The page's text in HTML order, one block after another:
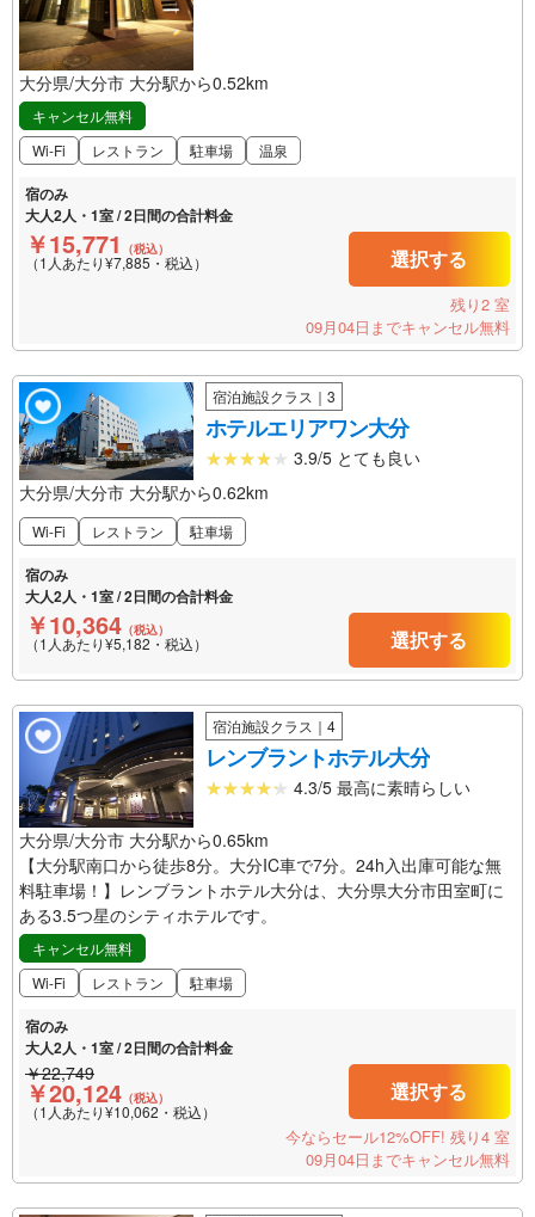
大分県/大分市 大分駅から0.52km
キャンセル無料
Wi-Fi
レストラン 駐車場 温泉
宿のみ
大人2人・1室 / 2日間の合計料金
￥15,771 （税込）
（1人あたり¥7,885・税込） 選択する
残り2 室
09月04日までキャンセル無料
宿泊施設クラス｜3
ホテルエリアワン大分
3.9/5 とても良い
大分県/大分市 大分駅から0.62km
Wi-Fi レストラン 駐車場
宿のみ
大人2人・1室 / 2日間の合計料金
￥10,364 （税込）
（1人あたり¥5,182・税込） 選択する
宿泊施設クラス｜4
レンブラントホテル大分
4.3/5 最高に素晴らしい
大分県/大分市 大分駅から0.65km
【大分駅南口から徒歩8分。大分IC車で7分。24h入出庫可能な無
料駐車場！】レンブラントホテル大分は、大分県大分市田室町に
ある3.5つ星のシティホテルです。
キャンセル無料
Wi-Fi
レストラン 駐車場
宿のみ
大人2人・1室 / 2日間の合計料金
￥22,749
￥20,124 （税込）
（1人あたり¥10,062・税込）
選択する
今ならセール12%OFF! 残り4 室
09月04日までキャンセル無料